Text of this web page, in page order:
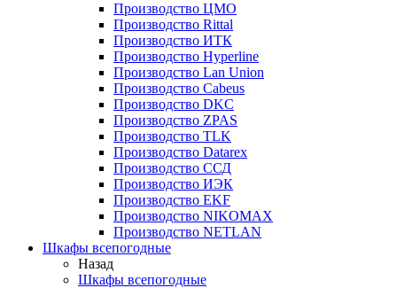
Производство ЦМО
Производство Rittal
Производство ИТК
Производство Hyperline
Производство Lan Union
Производство Cabeus
Производство DKC
Производство ZPAS
Производство TLK
Производство Datarex
Производство ССД
Производство ИЭК
Производство EKF
Производство NIKOMAX
Производство NETLAN
Шкафы всепогодные
Назад
Шкафы всепогодные